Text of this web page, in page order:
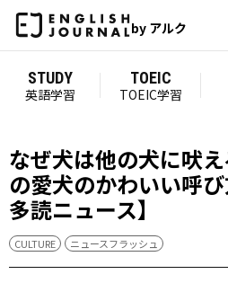
by アルク
STUDY
英語学習
TOEIC
TOEIC学習
なぜ犬は他の犬に吠
の愛犬のかわいい呼
多読ニュース】
CULTURE ニュースフラッシュ